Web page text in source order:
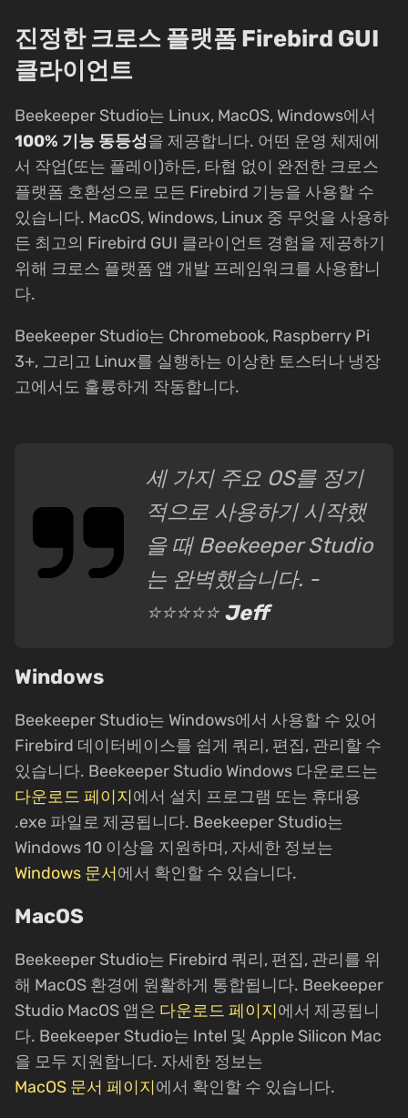
진정한 크로스 플랫폼 Firebird GUI
클라이언트
Beekeeper Studio는 Linux, MacOS, Windows에서
100% 기능 동등성을 제공합니다. 어떤 운영 체제에
서 작업(또는 플레이)하든, 타협 없이 완전한 크로스
플랫폼 호환성으로 모든 Firebird 기능을 사용할 수
있습니다. MacOS, Windows, Linux 중 무엇을 사용하
든 최고의 Firebird GUI 클라이언트 경험을 제공하기
위해 크로스 플랫폼 앱 개발 프레임워크를 사용합니
다.
Beekeeper Studio는 Chromebook, Raspberry Pi
3+, 그리고 Linux를 실행하는 이상한 토스터나 냉장
고에서도 훌륭하게 작동합니다.
세 가지 주요 OS를 정기
적으로 사용하기 시작했
을 때 Beekeeper Studio
는 완벽했습니다. -
⭐⭐⭐⭐⭐ Jeff
Windows
Beekeeper Studio는 Windows에서 사용할 수 있어
Firebird 데이터베이스를 쉽게 쿼리, 편집, 관리할 수
있습니다. Beekeeper Studio Windows 다운로드는
다운로드 페이지에서 설치 프로그램 또는 휴대용
.exe 파일로 제공됩니다. Beekeeper Studio는
Windows 10 이상을 지원하며, 자세한 정보는
Windows 문서에서 확인할 수 있습니다.
MacOS
Beekeeper Studio는 Firebird 쿼리, 편집, 관리를 위
해 MacOS 환경에 원활하게 통합됩니다. Beekeeper
Studio MacOS 앱은 다운로드 페이지에서 제공됩니
다. Beekeeper Studio는 Intel 및 Apple Silicon Mac
을 모두 지원합니다. 자세한 정보는
MacOS 문서 페이지에서 확인할 수 있습니다.